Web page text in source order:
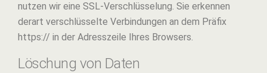
nutzen wir eine SSL-Verschlüsselung. Sie erkennen
derart verschlüsselte Verbindungen an dem Präfix
https:// in der Adresszeile Ihres Browsers.
Löschung von Daten